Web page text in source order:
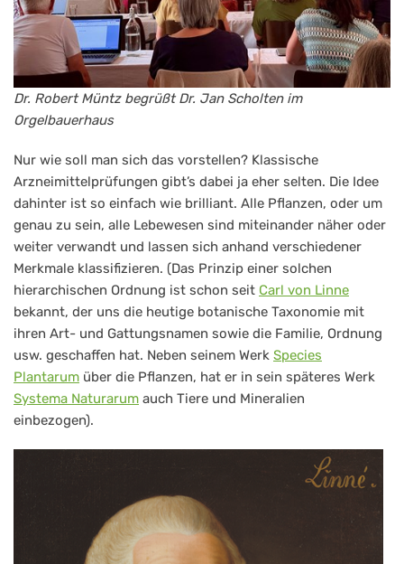
Dr. Robert Müntz begrüßt Dr. Jan Scholten im
Orgelbauerhaus
Nur wie soll man sich das vorstellen? Klassische
Arzneimittelprüfungen gibt’s dabei ja eher selten. Die Idee
dahinter ist so einfach wie brilliant. Alle Pflanzen, oder um
genau zu sein, alle Lebewesen sind miteinander näher oder
weiter verwandt und lassen sich anhand verschiedener
Merkmale klassifizieren. (Das Prinzip einer solchen
hierarchischen Ordnung ist schon seit Carl von Linne
bekannt, der uns die heutige botanische Taxonomie mit
ihren Art- und Gattungsnamen sowie die Familie, Ordnung
usw. geschaffen hat. Neben seinem Werk Species
Plantarum über die Pflanzen, hat er in sein späteres Werk
Systema Naturarum auch Tiere und Mineralien
einbezogen).